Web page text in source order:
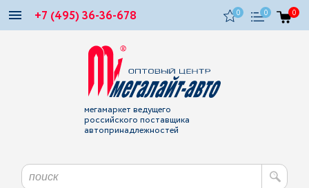
+7 (495) 36-36-678 0 0 0
мегамаркет ведущего
российского поставщика
автопринадлежностей